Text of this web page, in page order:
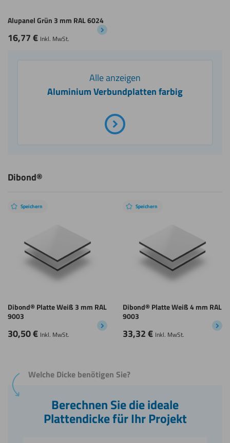
Alupanel Grün 3 mm RAL 6024
16,77€ Inkl. MwSt.
Alle anzeigen
Aluminium Verbundplatten farbig
Dibond®
Speichern
Dibond® Platte Weiß 3 mm RAL
9003
30,50€ Inkl. MwSt.
Speichern
Dibond® Platte Weiß 4 mm RAL
9003
33,32€ Inkl. MwSt.
Welche Dicke benötigen Sie?
Berechnen Sie die ideale
Plattendicke für Ihr Projekt